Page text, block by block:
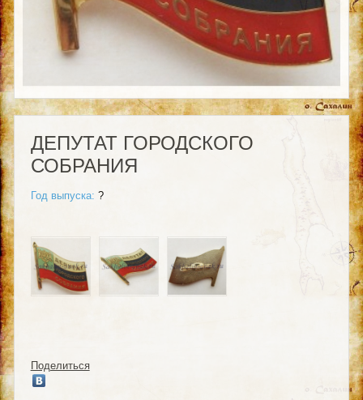
ДЕПУТАТ ГОРОДСКОГО
СОБРАНИЯ
Год выпуска: ?
Поделиться